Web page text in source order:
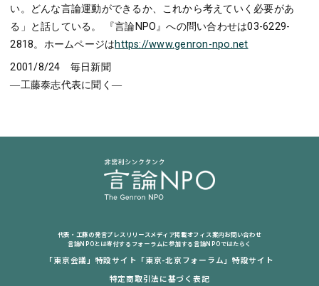
い。どんな言論運動ができるか、これから考えていく必要があ
る」と話している。 『言論NPO』への問い合わせは03-6229-
2818。ホームページはhttps://www.genron-npo.net
2001/8/24 毎日新聞
―工藤泰志代表に聞く―
代表・工藤の発言プレスリリース メディア掲載オフィス案内 お問い合わせ
言論NPOとは寄付する フォーラムに参加する 言論NPOではたらく
「東京会議」特設サイト
「東京-北京フォーラム」特設サイト
特定商取引法に基づく表記